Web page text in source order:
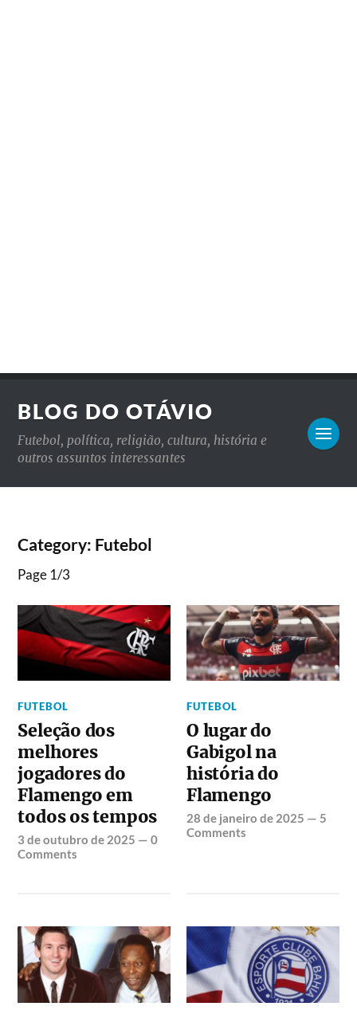
BLOG DO OTÁVIO
Futebol, política, religião, cultura, história e
outros assuntos interessantes
Category: Futebol
Page 1/3
FUTEBOL
Seleção dos
melhores
jogadores do
Flamengo em
todos os tempos
3 de outubro de 2025 —0
Comments
FUTEBOL
O lugar do
Gabigol na
história do
Flamengo
28 de janeiro de 2025 — 5
Comments